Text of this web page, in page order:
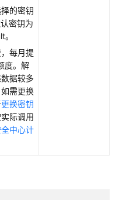
的密钥
密钥为
每月提
度。解
据较多
需更换
更换密钥
际调用
中心计